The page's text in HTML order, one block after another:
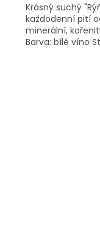
Krásný suchý
každodenní pití
minerální,
Barva: bílé víno